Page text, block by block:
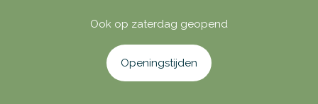
Ook op zaterdag geopend
Openingstijden